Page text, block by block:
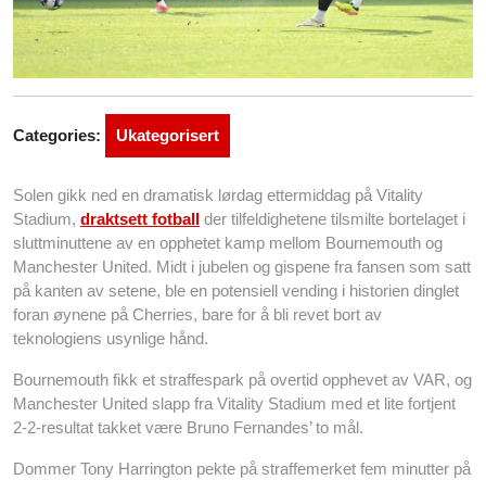
Categories: Ukategorisert
Solen gikk ned en dramatisk lørdag ettermiddag på Vitality
Stadium, draktsett fotball der tilfeldighetene tilsmilte bortelaget i
sluttminuttene av en opphetet kamp mellom Bournemouth og
Manchester United. Midt i jubelen og gispene fra fansen som satt
på kanten av setene, ble en potensiell vending i historien dinglet
foran øynene på Cherries, bare for å bli revet bort av
teknologiens usynlige hånd.
Bournemouth fikk et straffespark på overtid opphevet av VAR, og
Manchester United slapp fra Vitality Stadium med et lite fortjent
2-2-resultat takket være Bruno Fernandes’ to mål.
Dommer Tony Harrington pekte på straffemerket fem minutter på